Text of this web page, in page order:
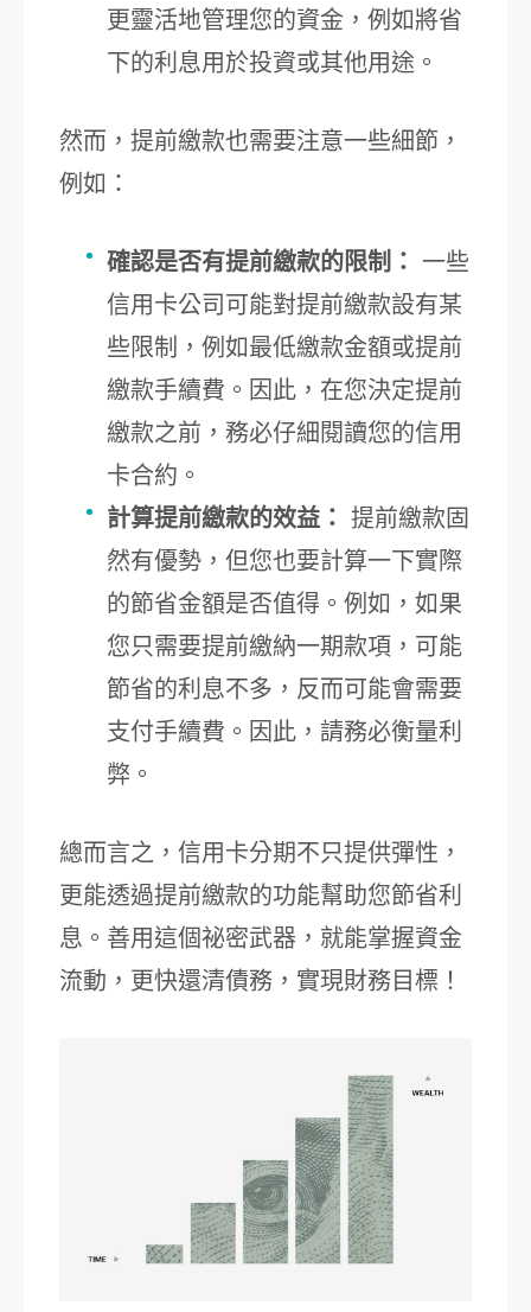
更靈活地管理您的資金，例如將省
下的利息用於投資或其他用途。
然而，提前繳款也需要注意一些細節，
例如：
確認是否有提前繳款的限制：
一些
信用卡公司可能對提前繳款設有某
些限制，例如最低繳款金額或提前
繳款手續費。因此，在您決定提前
繳款之前，務必仔細閱讀您的信用
卡合約。
計算提前繳款的效益： 提前繳款固
然有優勢，但您也要計算一下實際
的節省金額是否值得。例如，如果
您只需要提前繳納一期款項，可能
節省的利息不多，反而可能會需要
支付手續費。因此，請務必衡量利
弊。
總而言之，信用卡分期不只提供彈性，
更能透過提前繳款的功能幫助您節省利
息。善用這個祕密武器，就能掌握資金
流動，更快還清債務，實現財務目標！